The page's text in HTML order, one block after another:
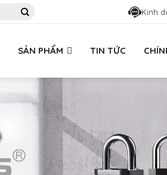
Kinh
SẢN PHẨM TIN TỨC